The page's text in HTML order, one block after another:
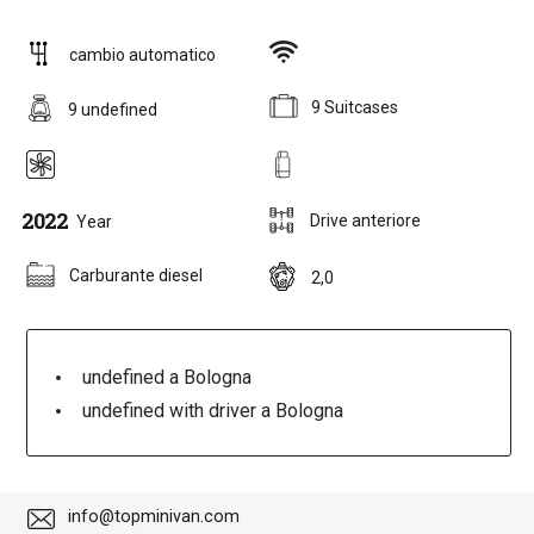
cambio automatico
9 undefined 9 Suitcases
2022 Year Drive anteriore
Carburante diesel 2,0
undefined a Bologna
undefined with driver a Bologna
info@topminivan.com